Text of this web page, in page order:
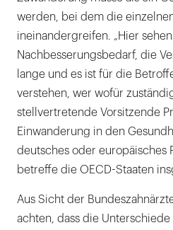
werden, bei dem die
ineinandergreifen. „Hier
Nachbesserungsbedarf, die
lange und es ist für die
verstehen, wer wofür
stellvertretende Vorsitzende
Einwanderung in den
deutsches oder europäisches
betreffe die OECD-Staaten
Aus Sicht der
achten, dass die